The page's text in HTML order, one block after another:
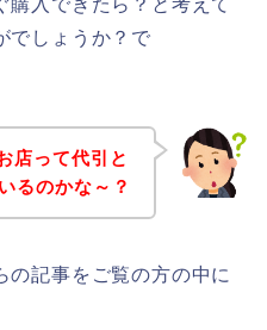
入できたら？と考えて
でしょうか？で
店って代引と
るのかな～？
の記事をご覧の方の中に